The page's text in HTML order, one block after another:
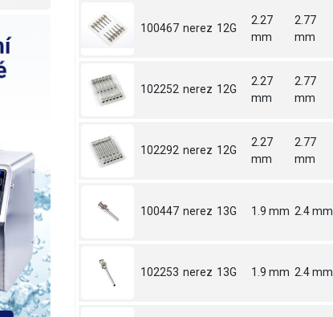
100467 nerez 12G
2.27
mm
2.77
mm
102252 nerez 12G
2.27
mm
2.77
mm
102292 nerez 12G
2.27
mm
2.77
mm
100447 nerez 13G 1.9 mm 2.4 mm
102253 nerez 13G 1.9 mm 2.4 mm